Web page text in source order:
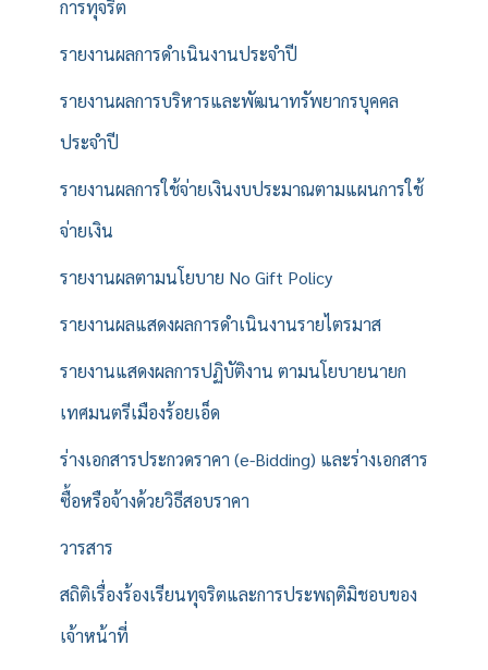
การทุจริต
รายงานผลการดำเนินงานประจำปี
รายงานผลการบริหารและพัฒนาทรัพยากรบุคคล
ประจำปี
รายงานผลการใช้จ่ายเงินงบประมาณตามแผนการใช้
จ่ายเงิน
รายงานผลตามนโยบาย No Gift Policy
รายงานผลแสดงผลการดำเนินงานรายไตรมาส
รายงานแสดงผลการปฏิบัติงาน ตามนโยบายนายก
เทศมนตรีเมืองร้อยเอ็ด
ร่างเอกสารประกวดราคา (e-Bidding) และร่างเอกสาร
ซื้อหรือจ้างด้วยวิธีสอบราคา
วารสาร
สถิติเรื่องร้องเรียนทุจริตและการประพฤติมิชอบของ
เจ้าหน้าที่